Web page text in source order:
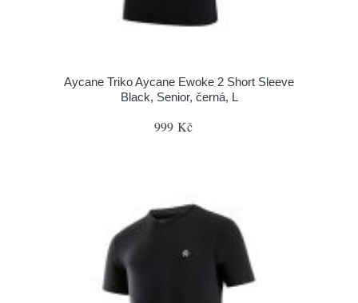
Aycane Triko Aycane Ewoke 2 Short Sleeve
Black, Senior, černá, L
999 Kč